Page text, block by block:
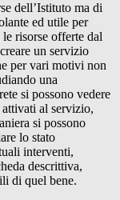
dell’Istituto ma di
ed utile per
risorse offerte dal
un servizio
per vari motivi non
una
si possono vedere
al servizio,
si possono
lo stato
interventi,
descrittiva,
di quel bene.